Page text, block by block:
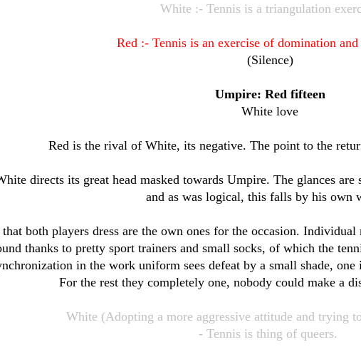
White :- Tennis is a triangulation
Red :- Tennis is an exercise of domination
(Silence)
Umpire: Red fifteen
White love
Red is the rival of White, its negative. The point to the
directs its great head masked towards Umpire. The glances
and as was logical, this falls by his own
both players dress are the own ones for the occasion.
thanks to pretty sport trainers and small socks, of which the
in the work uniform sees defeat by a small shade,
For the rest they completely one, nobody could make a
White (Adopting a more aggressive attitude and trying
- Tennis is thing of queers.